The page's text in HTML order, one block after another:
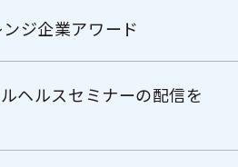
ジ企業アワード
ヘルスセミナーの配信を